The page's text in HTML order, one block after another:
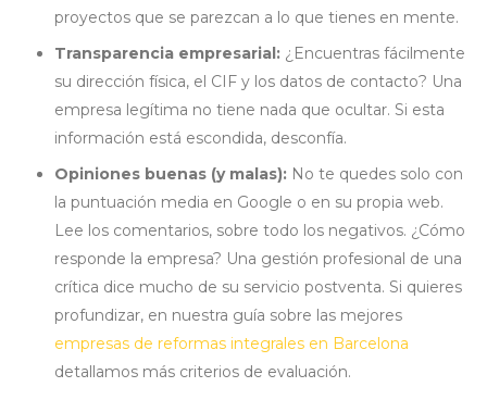
proyectos que se parezcan a lo que tienes en mente.
Transparencia empresarial: ¿Encuentras fácilmente
su dirección física, el CIF y los datos de contacto? Una
empresa legítima no tiene nada que ocultar. Si esta
información está escondida, desconfía.
Opiniones buenas (y malas): No te quedes solo con
la puntuación media en Google o en su propia web.
Lee los comentarios, sobre todo los negativos. ¿Cómo
responde la empresa? Una gestión profesional de una
crítica dice mucho de su servicio postventa. Si quieres
profundizar, en nuestra guía sobre las mejores
empresas de reformas integrales en Barcelona
detallamos más criterios de evaluación.